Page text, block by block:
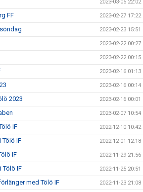
2023-03-05 22:02
FF 2023-02-27 17:22
2023-02-23 15:51
2023-02-22 00:27
2023-02-22 00:15
2023-02-16 01:13
2023-02-16 00:14
2023 2023-02-16 00:01
2023-02-07 10:54
IF 2022-12-10 10:42
Tölö IF 2022-12-01 12:18
IF 2022-11-29 21:56
Tölö IF 2022-11-25 20:51
med Tölö IF 2022-11-23 21:08